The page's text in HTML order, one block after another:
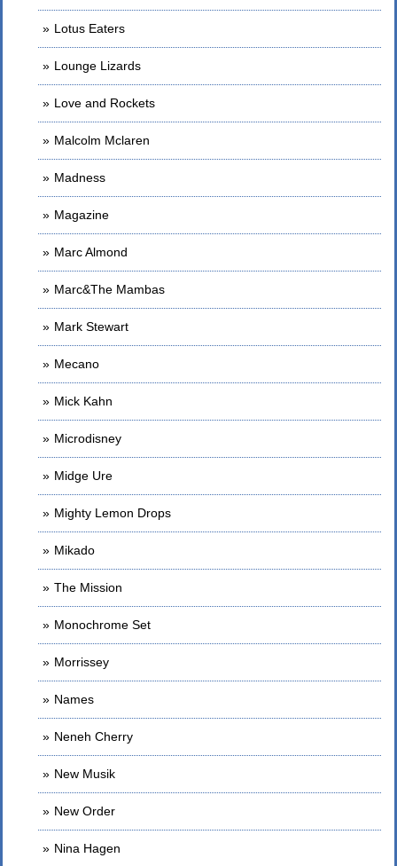
Lotus Eaters
Lounge Lizards
Love and Rockets
Malcolm Mclaren
Madness
Magazine
Marc Almond
Marc&The Mambas
Mark Stewart
Mecano
Mick Kahn
Microdisney
Midge Ure
Mighty Lemon Drops
Mikado
The Mission
Monochrome Set
Morrissey
Names
Neneh Cherry
New Musik
New Order
Nina Hagen